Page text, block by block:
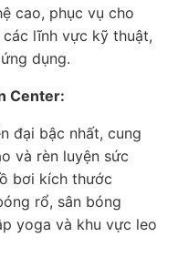
cao, phục vụ cho
lĩnh vực kỹ thuật,
dụng.
Center:
đại bậc nhất, cung
và rèn luyện sức
bơi kích thước
rổ, sân bóng
yoga và khu vực leo